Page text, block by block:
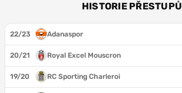
HISTORIE PŘESTUPŮ
22/23 Adanaspor
20/21 Royal Excel Mouscron
19/20 RC Sporting Charleroi